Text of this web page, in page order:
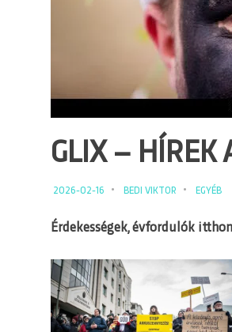
GLIX – HÍREK
2026-02-16 BEDI VIKTOR EGYÉB
Érdekességek, évfordulók